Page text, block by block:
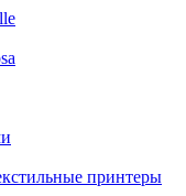
принтеры